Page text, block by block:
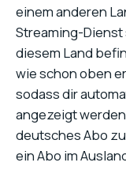
einem anderen
Streaming-Dienst
diesem Land
wie schon oben
sodass dir
angezeigt
deutsches Abo
ein Abo im